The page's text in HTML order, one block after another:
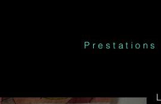
Prestations